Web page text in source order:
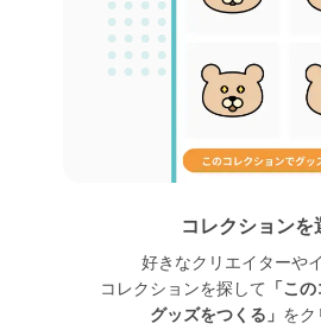
コレクションを
好きなクリエイターや
コレクションを探して 「こ
グッズをつくる」 をク